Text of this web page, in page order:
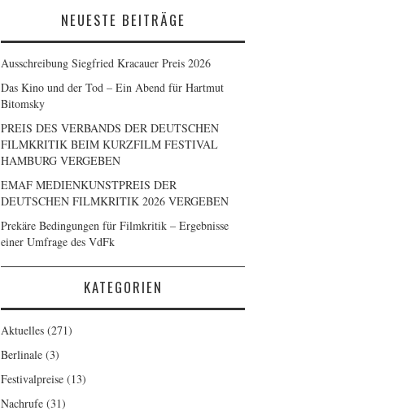
NEUESTE BEITRÄGE
Ausschreibung Siegfried Kracauer Preis 2026
Das Kino und der Tod – Ein Abend für Hartmut
Bitomsky
PREIS DES VERBANDS DER DEUTSCHEN
FILMKRITIK BEIM KURZFILM FESTIVAL
HAMBURG VERGEBEN
EMAF MEDIENKUNSTPREIS DER
DEUTSCHEN FILMKRITIK 2026 VERGEBEN
Prekäre Bedingungen für Filmkritik – Ergebnisse
einer Umfrage des VdFk
KATEGORIEN
Aktuelles (271)
Berlinale (3)
Festivalpreise (13)
Nachrufe (31)